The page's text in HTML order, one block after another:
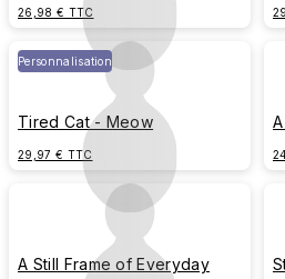
26,98 € TTC
Personnalisation
Tired Cat - Meow
29,97 € TTC
A Still Frame of Everyday